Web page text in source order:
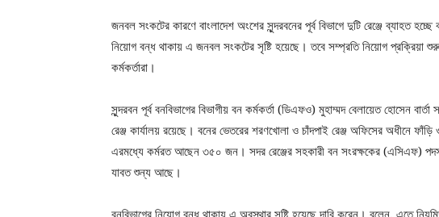
জনবল সংকটের কারণে বাংলাদেশ অংশের সুন্দরবনের পূর্ব বিভাগে দুটি রেঞ্জে ব্যাহত হচ্ছে
নিয়োগ বন্ধ থাকায় এ জনবল সংকটের সৃষ্টি হয়েছে। তবে সম্প্রতি নিয়োগ প্রক্রিয়া
কর্মকর্তারা।
সুন্দরবন পূর্ব বনবিভাগের বিভাগীয় বন কর্মকর্তা (ডিএফও) মুহাম্মদ বেলায়েত হোসেন
রেঞ্জ কার্যালয় রয়েছে। বনের ভেতরের শরণখোলা ও চাঁদপাই রেঞ্জ অফিসের অধীনে
এরমধ্যে কর্মরত আছেন ৩৫০ জন। সদর রেঞ্জের সহকারী বন সংরক্ষকের (এসিএফ)
যাবত শুন্য আছে।
বনবিভাগের নিয়োগ বন্ধ থাকায় এ অবস্থার সৃষ্টি হয়েছে দাবি করেন। বলেন, এতে